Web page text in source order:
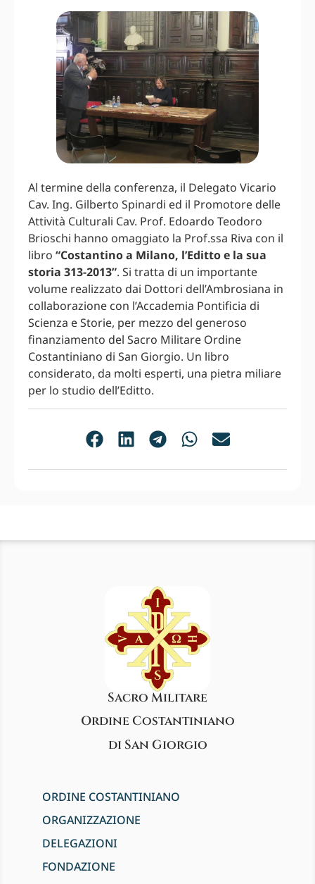
Al termine della conferenza, il Delegato Vicario
Cav. Ing. Gilberto Spinardi ed il Promotore delle
Attività Culturali Cav. Prof. Edoardo Teodoro
Brioschi hanno omaggiato la Prof.ssa Riva con il
libro “Costantino a Milano, l’Editto e la sua
storia 313-2013”. Si tratta di un importante
volume realizzato dai Dottori dell’Ambrosiana in
collaborazione con l’Accademia Pontificia di
Scienza e Storie, per mezzo del generoso
finanziamento del Sacro Militare Ordine
Costantiniano di San Giorgio. Un libro
considerato, da molti esperti, una pietra miliare
per lo studio dell’Editto.
Sacro Militare
Ordine Costantiniano
di San Giorgio
ORDINE COSTANTINIANO
ORGANIZZAZIONE
DELEGAZIONI
FONDAZIONE